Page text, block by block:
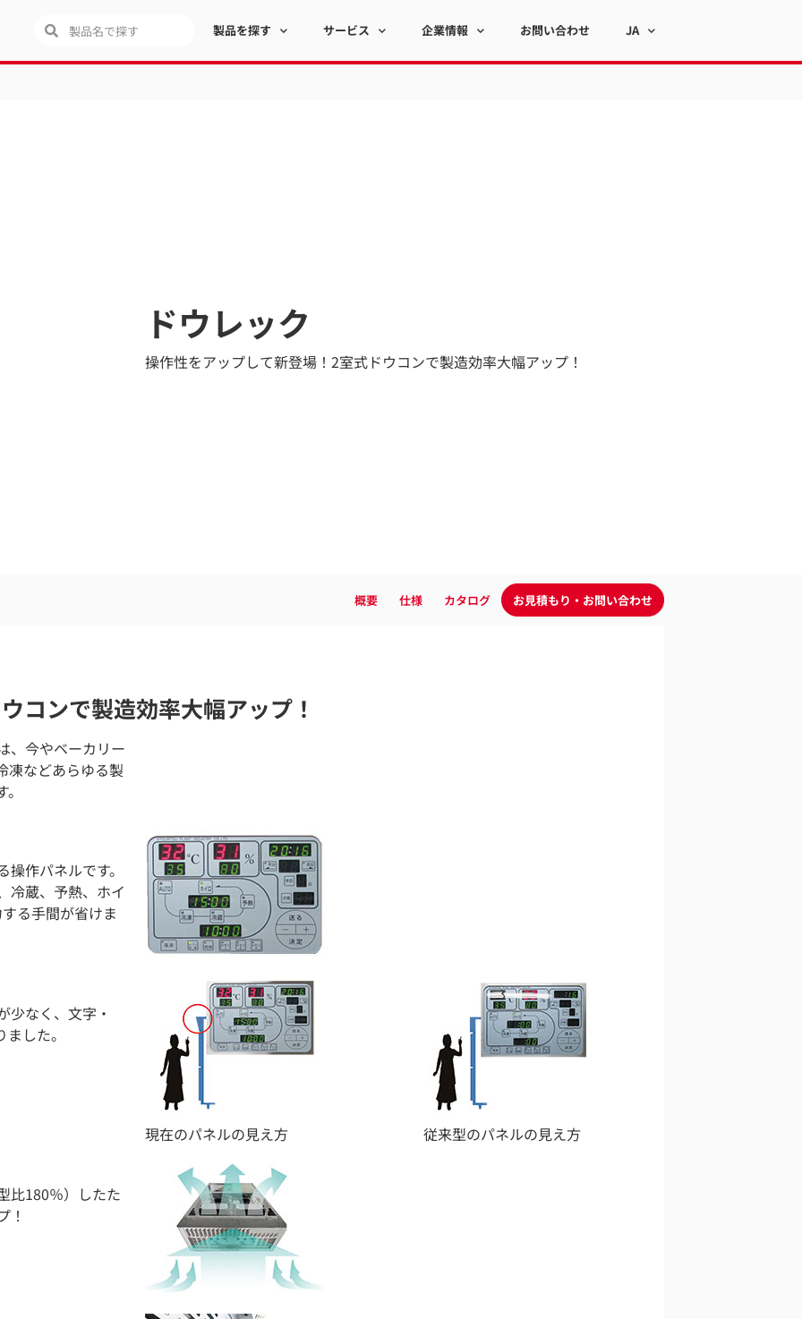
製品を探す サービス 企業情報 お問い合わせ JA
ドウレック
操作性をアップして新登場！2室式ドウコンで製造効率大幅アップ！
概要 仕様 カタログ
コンで製造効率大幅アップ！
、今やベーカリー
凍などあらゆる製
作パネルです。
冷蔵、予熱、ホイ
る手間が省けま
少なく、文字・
した。
現在のパネルの見え方 従来型のパネルの見え方
比180％）したた
！